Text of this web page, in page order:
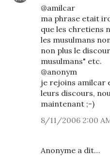
@amilcar
ma phrase etait
que les chretiens
les musulmans
non plus le
musulmans" etc.
@anonym
je rejoins amilcar
leurs discours,
maintenant ;-)
8/11/2006 2:00
Anonyme a dit…